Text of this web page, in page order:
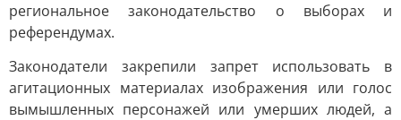
региональное законодательство о выборах и
референдумах.
Законодатели закрепили запрет использовать в
агитационных материалах изображения или голос
вымышленных персонажей или умерших людей, а